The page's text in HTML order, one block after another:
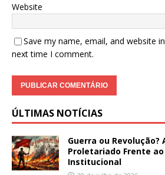
Website
Save my name, email, and website
next time I comment.
ÚLTIMAS NOTÍCIAS
Guerra ou Revolução?
Proletariado Frente ao
Institucional